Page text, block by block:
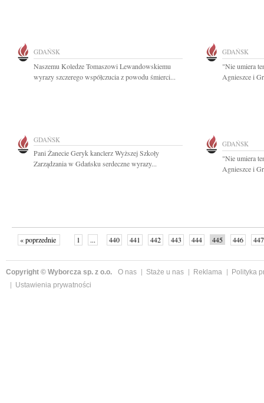
GDAŃSK
Naszemu Koledze Tomaszowi Lewandowskiemu
wyrazy szczerego współczucia z powodu śmierci...
GDAŃSK
"Nie umiera
Agnieszce i
GDAŃSK
Pani Żanecie Geryk kanclerz Wyższej Szkoły
Zarządzania w Gdańsku serdeczne wyrazy...
GDAŃSK
"Nie umiera
Agnieszce i
« poprzednie 1 ... 440 441 442 443 444 445 446
447
Copyright © Wyborcza sp. z o.o. O nas Staże u nas Reklama
Polityka
Ustawienia prywatności